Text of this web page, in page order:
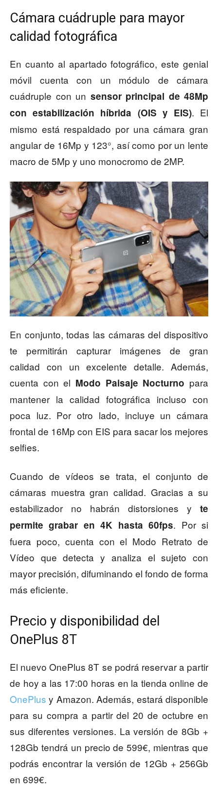
Cámara cuádruple para mayor
calidad fotográfica
En cuanto al apartado fotográfico, este genial
móvil cuenta con un módulo de cámara
cuádruple con un sensor principal de 48Mp
con estabilización híbrida (OIS y EIS). El
mismo está respaldado por una cámara gran
angular de 16Mp y 123°, así como por un lente
macro de 5Mp y uno monocromo de 2MP.
En conjunto, todas las cámaras del dispositivo
te permitirán capturar imágenes de gran
calidad con un excelente detalle. Además,
cuenta con el Modo Paisaje Nocturno para
mantener la calidad fotográfica incluso con
poca luz. Por otro lado, incluye un cámara
frontal de 16Mp con EIS para sacar los mejores
selfies.
Cuando de vídeos se trata, el conjunto de
cámaras muestra gran calidad. Gracias a su
estabilizador no habrán distorsiones y te
permite grabar en 4K hasta 60fps. Por si
fuera poco, cuenta con el Modo Retrato de
Vídeo que detecta y analiza el sujeto con
mayor precisión, difuminando el fondo de forma
más eficiente.
Precio y disponibilidad del
OnePlus 8T
El nuevo OnePlus 8T se podrá reservar a partir
de hoy a las 17:00 horas en la tienda online de
OnePlus y Amazon. Además, estará disponible
para su compra a partir del 20 de octubre en
sus diferentes versiones. La versión de 8Gb +
128Gb tendrá un precio de 599€, mientras que
podrás encontrar la versión de 12Gb + 256Gb
en 699€.